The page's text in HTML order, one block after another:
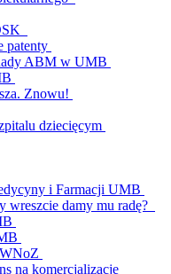
patenty
ABM w UMB
Znowu!
dziecięcym
i Farmacji UMB
wreszcie damy mu radę?
na komercjalizację